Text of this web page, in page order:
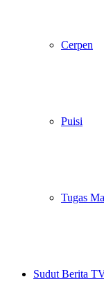
Cerpen
Puisi
Tugas
Sudut Berita